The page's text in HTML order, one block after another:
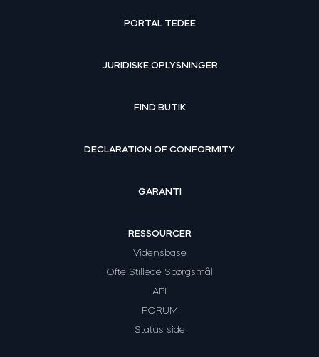
PORTAL TEDEE
JURIDISKE OPLYSNINGER
FIND BUTIK
DECLARATION OF CONFORMITY
GARANTI
RESSOURCER
Vidensbase
Ofte Stillede Spørgsmål
API
FORUM
Status side